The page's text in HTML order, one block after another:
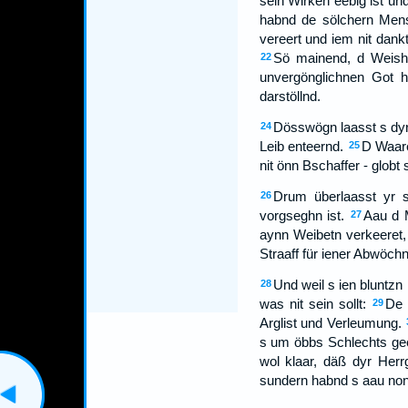
habnd de sölchern
vereert und iem nit
22 Sö mainend, d
unvergönglichnen Got
darstöllnd.
24 Dösswögn laasst s
Leib enteernd. 25 D
nit önn Bschaffer - globt
26 Drum überlaasst yr
vorgseghn ist.
27Aau d
aynn Weibetn
Straaff für iener
28 Und weil s ien
was nit sein sollt:
29 De
Arglist und Verleumung.
s um öbbs Schlechts
wol klaar, däß dyr
sundern habnd s aau